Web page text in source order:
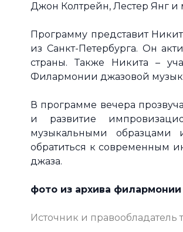
Джон Колтрейн, Лестер Янг и
Программу представит
из Санкт-Петербурга. Он
страны. Также Никита –
Филармонии джазовой
В программе вечера
и развитие
музыкальными образцами
обратиться к современным
джаза.
фото из архива филармонии
Источник и правообладатель